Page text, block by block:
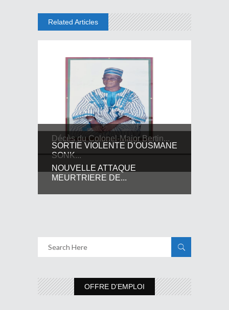
Related Articles
Décès du Colonel-Major Bertin...
SORTIE VIOLENTE D’OUSMANE
SONK...
NOUVELLE ATTAQUE
MEURTRIERE DE...
OFFRE D’EMPLOI